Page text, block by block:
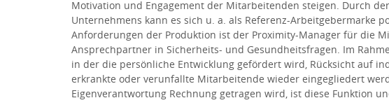
Motivation und Engagement der Mitarbeitenden steigen. Durch
Unternehmens kann es sich u. a. als Referenz-Arbeitgebermarke
Anforderungen der Produktion ist der Proximity-Manager für die
Ansprechpartner in Sicherheits- und Gesundheitsfragen. Im
in der die persönliche Entwicklung gefördert wird, Rücksicht auf
erkrankte oder verunfallte Mitarbeitende wieder eingegliedert
Eigenverantwortung Rechnung getragen wird, ist diese Funktion